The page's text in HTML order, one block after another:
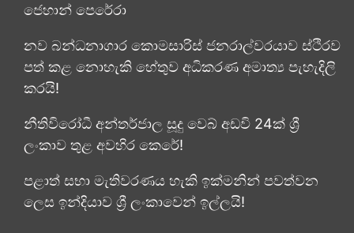
ජෙහාන් පෙරේරා
නව බන්ධනාගාර කොමසාරිස් ජනරාල්වරයාව ස්ථිරව
පත් කළ නොහැකි හේතුව අධිකරණ අමාත්‍ය පැහැදිලි
කරයි!
නීතිවිරෝධී අන්තර්ජාල සූදු වෙබ් අඩවි 24ක් ශ්‍රී
ලංකාව තුළ අවහිර කෙරේ!
පළාත් සභා මැතිවරණය හැකි ඉක්මනින් පවත්වන
ලෙස ඉන්දියාව ශ්‍රී ලංකාවෙන් ඉල්ලයි!